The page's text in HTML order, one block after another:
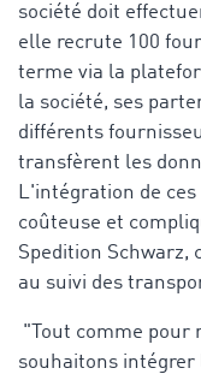
société doit
elle recrute 100
terme via la
la société, ses
différents
transfèrent les
L'intégration de
coûteuse et
Spedition Schwarz,
au suivi des
"Tout comme pour
souhaitons intégrer